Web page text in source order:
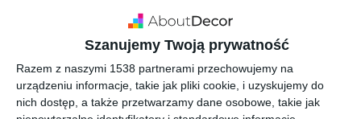
Szanujemy Twoją prywatność
Razem z naszymi 1538 partnerami przechowujemy na
urządzeniu informacje, takie jak pliki cookie, i uzyskujemy do
nich dostęp, a także przetwarzamy dane osobowe, takie jak
INSPIRACJA